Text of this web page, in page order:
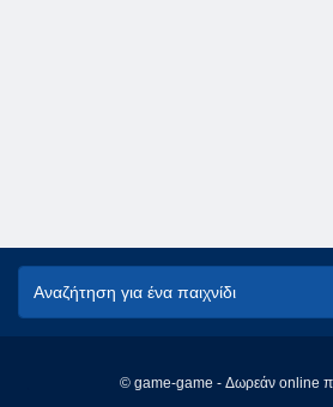
© game-game - Δωρεάν online